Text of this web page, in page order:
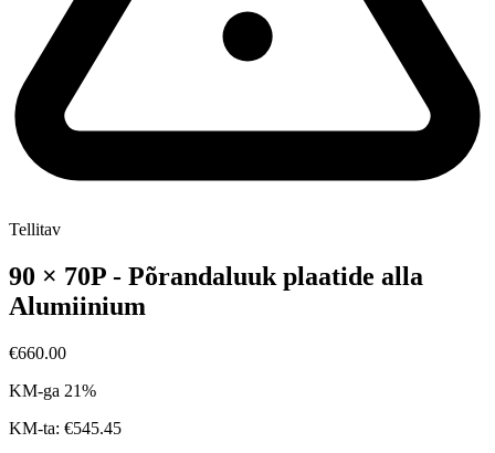
Tellitav
90 × 70P - Põrandaluuk plaatide alla
Alumiinium
€660.00
KM-ga 21%
KM-ta: €545.45